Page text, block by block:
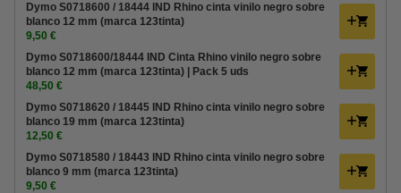
Dymo S0718600 / 18444 IND Rhino cinta vinilo negro sobre
blanco 12 mm (marca 123tinta)
9,50 €
Dymo S0718600/18444 IND Cinta Rhino vinilo negro sobre
blanco 12 mm (marca 123tinta) | Pack 5 uds
48,50 €
Dymo S0718620 / 18445 IND Rhino cinta vinilo negro sobre
blanco 19 mm (marca 123tinta)
12,50 €
Dymo S0718580 / 18443 IND Rhino cinta vinilo negro sobre
blanco 9 mm (marca 123tinta)
9,50 €